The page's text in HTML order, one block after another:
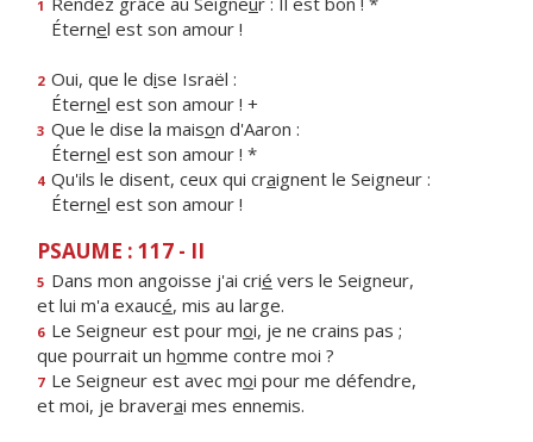
1
Éternel est son amour !
2 Oui, que le dise Israël :
Éternel est son amour ! +
3 Que le dise la maison d'Aaron :
Éternel est son amour ! *
4 Qu'ils le disent, ceux qui craignent le Seigneur :
Éternel est son amour !
PSAUME : 117 - II
5 Dans mon angoisse j'ai crié vers le Seigneur,
et lui m'a exaucé, mis au large.
6 Le Seigneur est pour moi, je ne crains pas ;
que pourrait un homme contre moi ?
7 Le Seigneur est avec moi pour me défendre,
et moi, je braverai mes ennemis.